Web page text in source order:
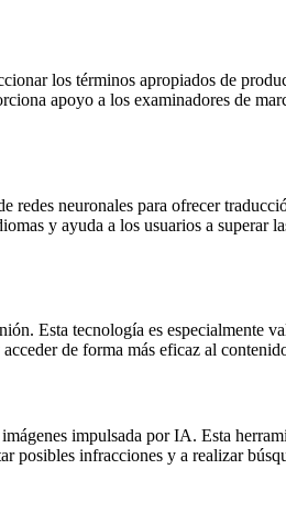
los términos apropiados de
apoyo a los examinadores de
neuronales para ofrecer
y ayuda a los usuarios a superar
Esta tecnología es especialmente
de forma más eficaz al
impulsada por IA. Esta
posibles infracciones y a realizar